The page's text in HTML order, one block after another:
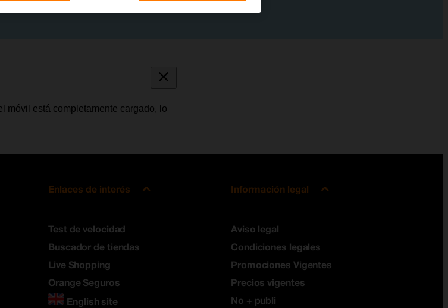
móvil está completamente cargado, lo
Enlaces de interés
Test de velocidad
Buscador de tiendas
Live Shopping
Orange Seguros
English site
Información legal
Aviso legal
Condiciones legales
Promociones Vigentes
Precios vigentes
No + publi